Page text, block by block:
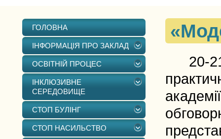
ГОЛОВНА
ІНФОРМАЦІЯ ПРО ЗАКЛАД
ОСВІТНІЙ ПРОЦЕС
ІНКЛЮЗИВНЕ
СЕРЕДОВИЩЕ
СТОП БУЛІНГ
СТОП НАСИЛЬСТВО
20-21